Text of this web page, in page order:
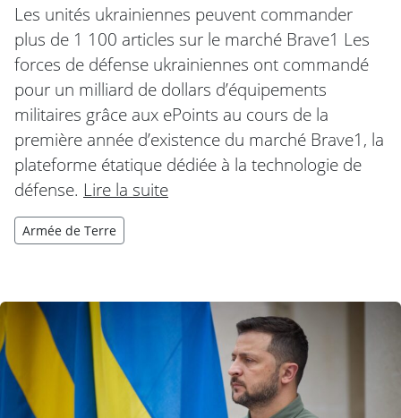
Les unités ukrainiennes peuvent commander
plus de 1 100 articles sur le marché Brave1 Les
forces de défense ukrainiennes ont commandé
pour un milliard de dollars d’équipements
militaires grâce aux ePoints au cours de la
première année d’existence du marché Brave1, la
plateforme étatique dédiée à la technologie de
défense. Lire la suite
Armée de Terre